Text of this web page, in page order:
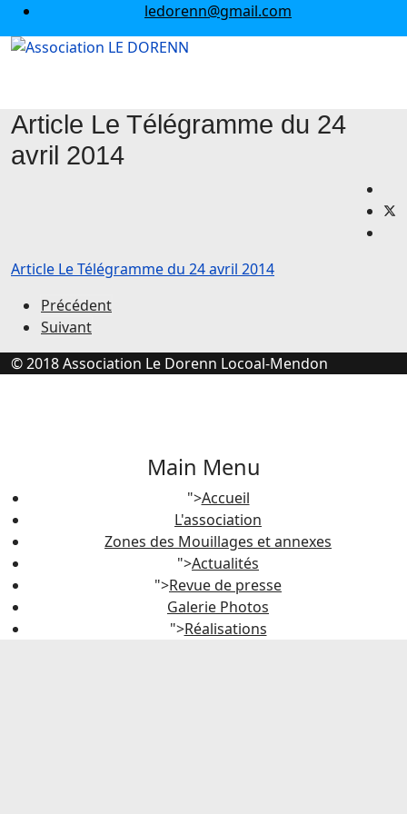
ledorenn@gmail.com
Article Le Télégramme du 24
avril 2014
Article Le Télégramme du 24 avril 2014
Précédent
Suivant
© 2018 Association Le Dorenn Locoal-Mendon
Main Menu
">Accueil
L'association
Zones des Mouillages et annexes
">Actualités
">Revue de presse
Galerie Photos
">Réalisations